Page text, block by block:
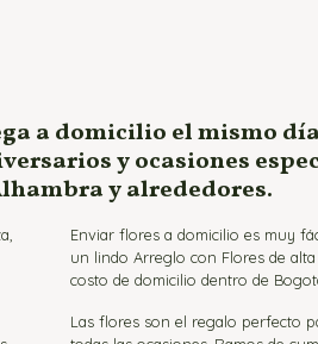
a domicilio el mismo
y ocasiones
y alrededores.
Enviar flores a domicilio es muy
un lindo Arreglo con Flores de
costo de domicilio dentro de
Las flores son el regalo perfecto